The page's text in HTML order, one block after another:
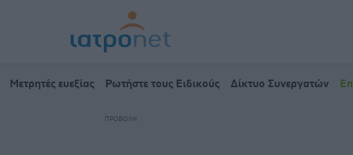
Μετρητές ευεξίας Ρωτήστε τους Ειδικούς Δίκτυο Συνεργατών